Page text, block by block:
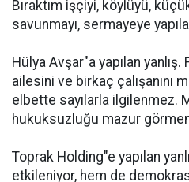
Bıraktım işçiyi, köylüyü,
savunmayı, sermayeye
Hülya Avşar"a yapılan yanlış.
ailesini ve birkaç çalışanını
elbette sayılarla ilgilenmez.
hukuksuzluğu mazur
Toprak Holding"e yapılan
etkileniyor, hem de